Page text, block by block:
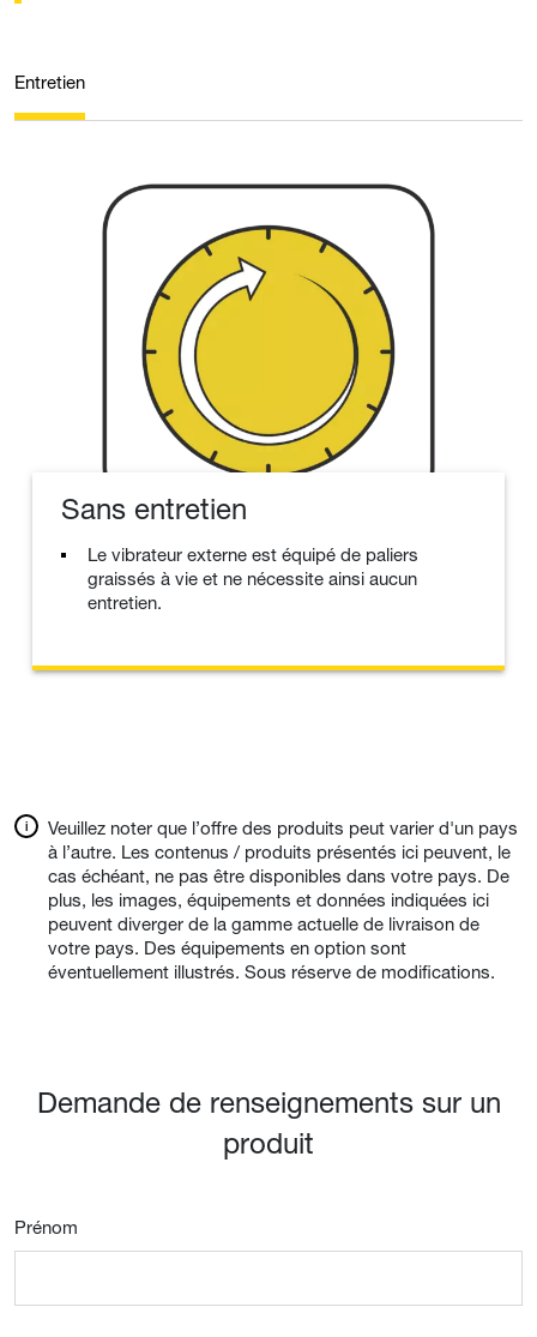
Entretien
Sans entretien
Le vibrateur externe est équipé de paliers
graissés à vie et ne nécessite ainsi aucun
entretien.
Veuillez noter que l’offre des produits peut varier d'un pays
à l’autre. Les contenus / produits présentés ici peuvent, le
cas échéant, ne pas être disponibles dans votre pays. De
plus, les images, équipements et données indiquées ici
peuvent diverger de la gamme actuelle de livraison de
votre pays. Des équipements en option sont
éventuellement illustrés. Sous réserve de modifications.
Demande de renseignements sur un
produit
Prénom